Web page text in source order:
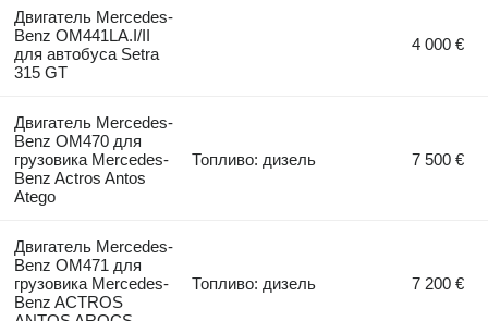
Двигатель Mercedes-
Benz OM441LA.I/II
для автобуса Setra
315 GT
4 000 €
Двигатель Mercedes-
Benz OM470 для
грузовика Mercedes-
Benz Actros Antos
Atego
Топливо: дизель 7 500 €
Двигатель Mercedes-
Benz OM471 для
грузовика Mercedes-
Benz ACTROS
Топливо: дизель 7 200 €